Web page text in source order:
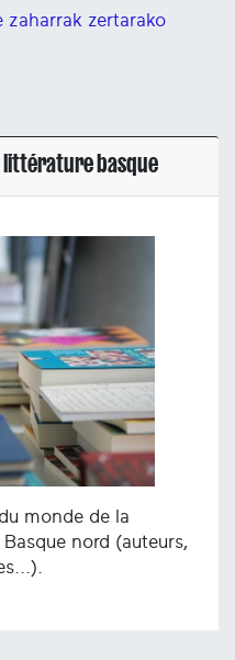
zaharrak zertarako
littérature basque
monde de la
nord (auteurs,